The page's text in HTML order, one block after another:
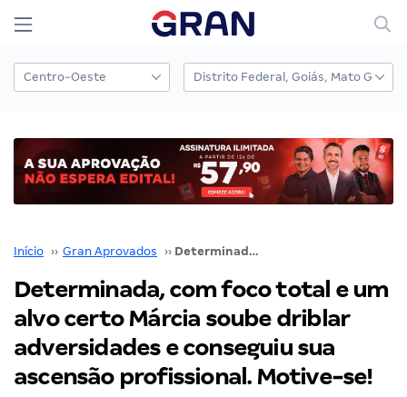
Início ›› Gran Aprovados ›› Determinada, com foco total e um alvo certo Márcia soube driblar adversidades e conseguiu sua ascensão profissional. Motive-se!
Determinada, com foco total e um
alvo certo Márcia soube driblar
adversidades e conseguiu sua
ascensão profissional. Motive-se!